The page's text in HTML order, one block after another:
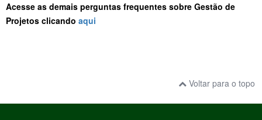
Acesse as demais perguntas frequentes sobre Gestão de
Projetos clicando aqui
Voltar para o topo